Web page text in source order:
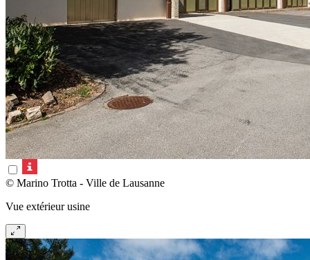
© Marino Trotta - Ville de Lausanne
Vue extérieur usine